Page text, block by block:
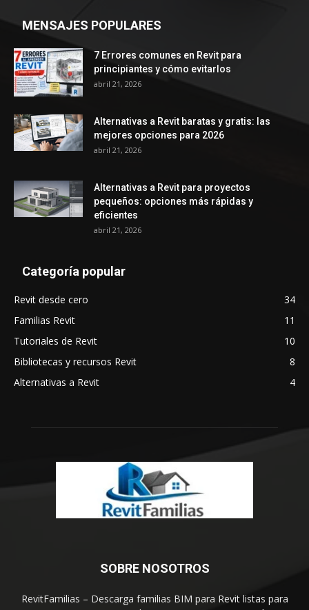
MENSAJES POPULARES
7 Errores comunes en Revit para
principiantes y cómo evitarlos
abril 21, 2026
Alternativas a Revit baratas y gratis: las
mejores opciones para 2026
abril 21, 2026
Alternativas a Revit para proyectos
pequeños: opciones más rápidas y
eficientes
abril 21, 2026
Categoría popular
Revit desde cero
34
Familias Revit
11
Tutoriales de Revit
10
Bibliotecas y recursos Revit
8
Alternativas a Revit
4
SOBRE NOSOTROS
RevitFamilias – Descarga familias BIM para Revit listas para